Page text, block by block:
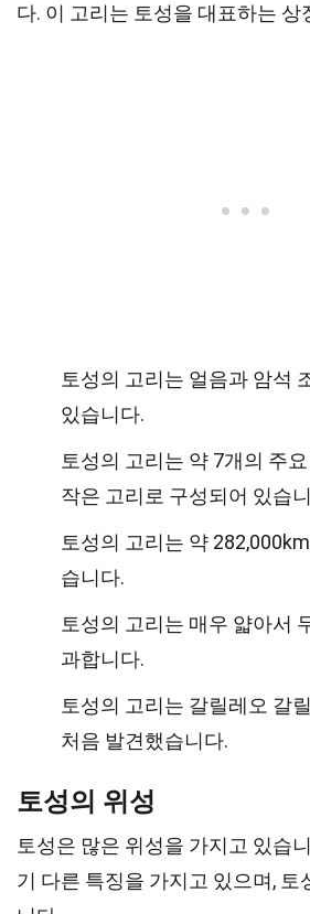
다. 이 고리는 토성을 대표하는 상
토성의 고리는 얼음과 암석
있습니다.
토성의 고리는 약 7개의 주
작은 고리로 구성되어 있습
토성의 고리는 약
습니다.
토성의 고리는 매우 얇아서
과합니다.
토성의 고리는 갈릴레오 갈
처음 발견했습니다.
토성의 위성
토성은 많은 위성을 가지고 있습
기 다른 특징을 가지고 있으며, 토